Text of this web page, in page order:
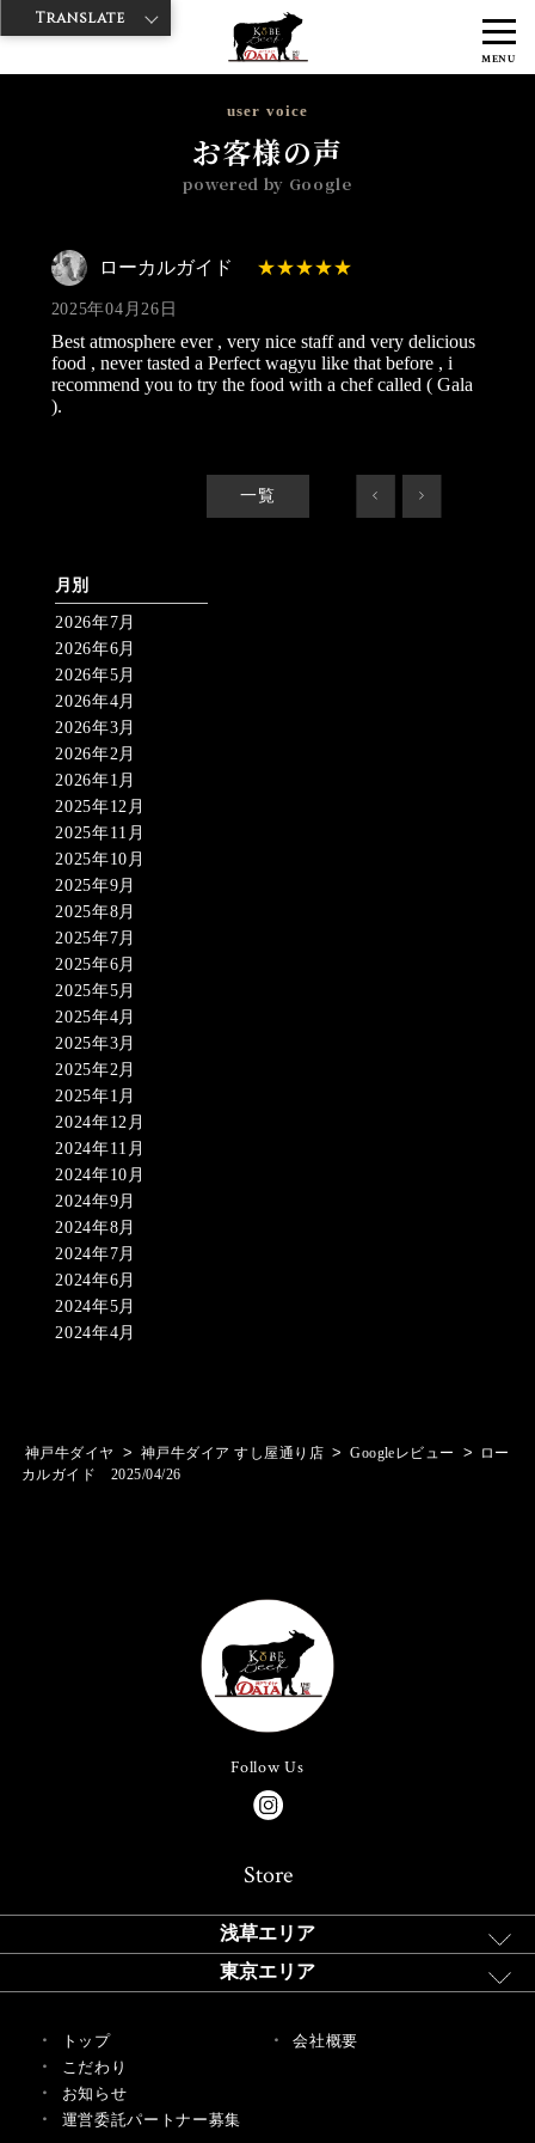
MENU
神戸牛ダイヤ > 神戸牛ダイア すし屋通り店
ロー
user voice
お客様の声
powered by Google
ローカルガイド
2025年04月26日
Best atmosphere ever , very nice staff and very delicious
food , never tasted a Perfect wagyu like that before , i
recommend you to try the food with a chef called ( Gala
).
一覧 < >
月別
2026年7月
2026年6月
2026年5月
2026年4月
2026年3月
2026年2月
2026年1月
2025年12月
2025年11月
2025年10月
2025年9月
2025年8月
2025年7月
2025年6月
2025年5月
2025年4月
2025年3月
2025年2月
2025年1月
2024年12月
2024年11月
2024年10月
2024年9月
2024年8月
2024年7月
2024年6月
2024年5月
2024年4月
神戸牛ダイヤ > 神戸牛ダイア すし屋通り店 > Googleレビュー >
ロー
カルガイド 2025/04/26
Follow Us
Store
浅草エリア
東京エリア
トップ
こだわり
お知らせ
運営委託パートナー募集
会社概要
Translate